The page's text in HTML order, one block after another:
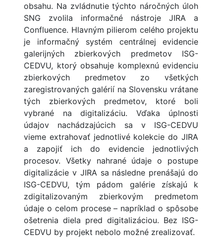
obsahu. Na zvládnutie týchto náročných úloh
SNG zvolila informačné nástroje JIRA a
Confluence. Hlavným pilierom celého projektu
je informačný systém centrálnej evidencie
galerijných zbierkových predmetov ISG-
CEDVU, ktorý obsahuje komplexnú evidenciu
zbierkových predmetov zo všetkých
zaregistrovaných galérií na Slovensku vrátane
tých zbierkových predmetov, ktoré boli
vybrané na digitalizáciu. Vďaka úplnosti
údajov nachádzajúcich sa v ISG-CEDVU
vieme extrahovať jednotlivé kolekcie do JIRA
a zapojiť ich do evidencie jednotlivých
procesov. Všetky nahrané údaje o postupe
digitalizácie v JIRA sa následne prenášajú do
ISG-CEDVU, tým pádom galérie získajú k
zdigitalizovaným zbierkovým predmetom
údaje o celom procese – napríklad o spôsobe
ošetrenia diela pred digitalizáciou. Bez ISG-
CEDVU by projekt nebolo možné zrealizovať.